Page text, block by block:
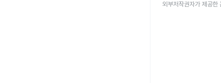
외부저작권자가 제공한